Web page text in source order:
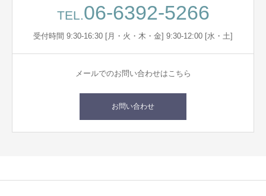
TEL.06-6392-5266
受付時間 9:30-16:30 [月・火・木・金] 9:30-12:00 [水・土]
メールでのお問い合わせはこちら
お問い合わせ